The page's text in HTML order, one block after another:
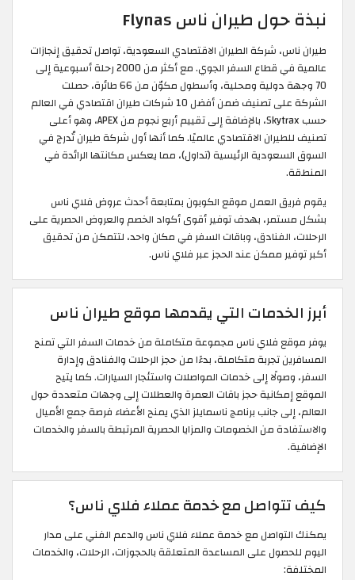
نبذة حول طيران ناس Flynas
طيران ناس، شركة الطيران الاقتصادي السعودية، تواصل تحقيق إنجازات
عالمية في قطاع السفر الجوي. مع أكثر من 2000 رحلة أسبوعية إلى
70 وجهة دولية ومحلية، وأسطول مكوّن من 66 طائرة، حصلت
الشركة على تصنيف ضمن أفضل 10 شركات طيران اقتصادي في العالم
حسب Skytrax، بالإضافة إلى تقييم أربع نجوم من APEX، وهو أعلى
تصنيف للطيران الاقتصادي عالميًا. كما أنها أول شركة طيران تُدرج في
السوق السعودية الرئيسية (تداول)، مما يعكس مكانتها الرائدة في
المنطقة.
يقوم فريق العمل موقع الكوبون بمتابعة أحدث عروض فلاي ناس
بشكل مستمر، بهدف توفير أقوى أكواد الخصم والعروض الحصرية على
الرحلات، الفنادق، وباقات السفر في مكان واحد، لتتمكن من تحقيق
أكبر توفير ممكن عند الحجز عبر فلاي ناس.
أبرز الخدمات التي يقدمها موقع طيران ناس
يوفر موقع فلاي ناس مجموعة متكاملة من خدمات السفر التي تمنح
المسافرين تجربة متكاملة، بدءًا من حجز الرحلات والفنادق وإدارة
السفر، وصولًا إلى خدمات المواصلات واستئجار السيارات. كما يتيح
الموقع إمكانية حجز باقات العمرة والعطلات إلى وجهات متعددة حول
العالم، إلى جانب برنامج ناسمايلز الذي يمنح الأعضاء فرصة جمع الأميال
والاستفادة من الخصومات والمزايا الحصرية المرتبطة بالسفر والخدمات
الإضافية.
كيف تتواصل مع خدمة عملاء فلاي ناس؟
يمكنك التواصل مع خدمة عملاء فلاي ناس والدعم الفني على مدار
اليوم للحصول على المساعدة المتعلقة بالحجوزات، الرحلات، والخدمات
المختلفة: